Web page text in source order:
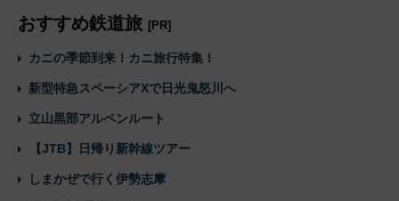
おすすめ鉄道旅 [PR]
カニの季節到来！カニ旅行特集！
新型特急スペーシアXで日光鬼怒川へ
立山黒部アルペンルート
【JTB】日帰り新幹線ツアー
しまかぜで行く伊勢志摩